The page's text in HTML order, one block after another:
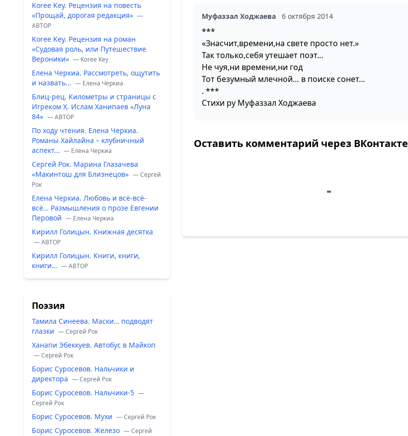
Koree Key. Рецензия на повесть
«Прощай, дорогая редакция» —
ABTOP
Koree Key. Рецензия на роман
«Судовая роль, или Путешествие
Вероники» — Koree Key
Елена Черкиа. Рассмотреть, ощутить
и назвать… — Елена Черкиа
Блиц-рец. Километры и страницы с
Игреком Х. Ислам Ханипаев «Луна
84» — ABTOP
По ходу чтения. Елена Черкиа.
Романы Хайлайна – клубничный
аспект… — Елена Черкиа
Сергей Рок. Марина Глазачева
«Макинтош для Близнецов» — Сергей
Рок
Елена Черкиа. Любовь и всё-всё-
всё… Размышления о прозе Евгении
Перовой — Елена Черкиа
Кирилл Голицын. Книжная десятка
— ABTOP
Кирилл Голицын. Книги, книги,
книги… — ABTOP
Поэзия
Тамила Синеева. Маски… подводят
глазки — Сергей Рок
Ханапи Эбеккуев. Автобус в Майкоп
— Сергей Рок
Борис Суросевов. Нальчики и
директора — Сергей Рок
Борис Суросевов. Нальчики-5 —
Сергей Рок
Борис Суросевов. Мухи — Сергей Рок
Борис Суросевов. Железо — Сергей
Муфаззал Ходжаева 6 октября 2014
***
«Знасчит,времени,на свете просто нет.»
Так только,себя утешает поэт…
Не чуя,ни времени,ни год
Тот безумный млечной… в поиске сонет…
. ***
Стихи ру Муфаззал Ходжаева
Оставить комментарий через ВКонтакте